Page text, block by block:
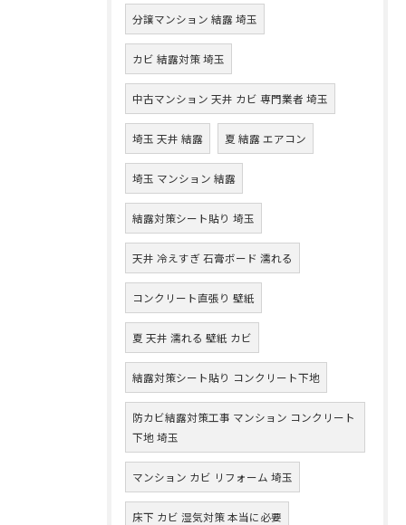
分譲マンション 結露 埼玉
カビ 結露対策 埼玉
中古マンション 天井 カビ 専門業者 埼玉
埼玉 天井 結露 夏 結露 エアコン
埼玉 マンション 結露
結露対策シート貼り 埼玉
天井 冷えすぎ 石膏ボード 濡れる
コンクリート直張り 壁紙
夏 天井 濡れる 壁紙 カビ
結露対策シート貼り コンクリート下地
防カビ結露対策工事 マンション コンクリート
下地 埼玉
マンション カビ リフォーム 埼玉
床下 カビ 湿気対策 本当に必要